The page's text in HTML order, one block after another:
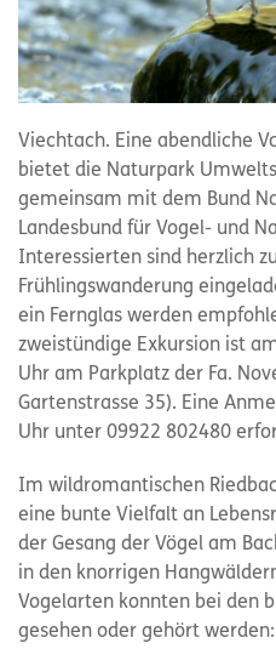
Viechtach. Eine abendliche
bietet die Naturpark
gemeinsam mit dem Bund
Landesbund für Vogel- und
Interessierten sind herzlich
Frühlingswanderung
ein Fernglas werden
zweistündige Exkursion ist
Uhr am Parkplatz der Fa.
Gartenstrasse 35). Eine
Uhr unter 09922 802480
Im wildromantischen
eine bunte Vielfalt an
der Gesang der Vögel am
in den knorrigen
Vogelarten konnten bei den
gesehen oder gehört